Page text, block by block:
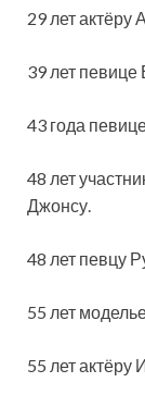
29 лет актёру
39 лет
43 года
48 лет
Джонсу.
48 лет певцу
55 лет
55 лет актёру